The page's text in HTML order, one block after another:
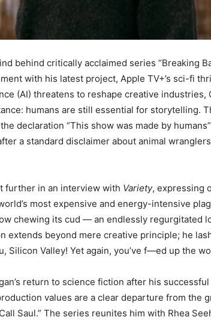
behind critically acclaimed series “Breaking
with his latest project, Apple TV+’s sci-fi
(AI) threatens to reshape creative industries,
humans are still essential for storytelling.
declaration “This show was made by
a standard disclaimer about animal
further in an interview with Variety, expressing
most expensive and energy-intensive
chewing its cud — an endlessly regurgitated
extends beyond mere creative principle; he
Silicon Valley! Yet again, you’ve f—ed up the
return to science fiction after his
values are a clear departure from the
Saul.” The series reunites him with Rhea